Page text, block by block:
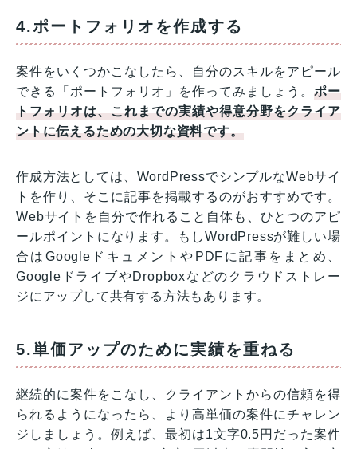
4.ポートフォリオを作成する
案件をいくつかこなしたら、自分のスキルをアピール
できる「ポートフォリオ」を作ってみましょう。ポー
トフォリオは、これまでの実績や得意分野をクライア
ントに伝えるための大切な資料です。
作成方法としては、WordPressでシンプルなWebサイ
トを作り、そこに記事を掲載するのがおすすめです。
Webサイトを自分で作れること自体も、ひとつのアピ
ールポイントになります。もしWordPressが難しい場
合はGoogleドキュメントやPDFに記事をまとめ、
GoogleドライブやDropboxなどのクラウドストレー
ジにアップして共有する方法もあります。
5.単価アップのために実績を重ねる
継続的に案件をこなし、クライアントからの信頼を得
られるようになったら、より高単価の案件にチャレン
ジしましょう。例えば、最初は1文字0.5円だった案件